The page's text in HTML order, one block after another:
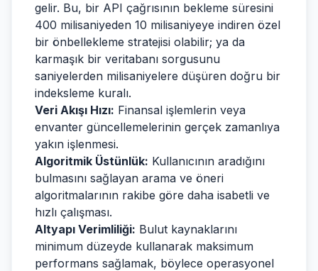
gelir. Bu, bir API çağrısının bekleme süresini
400 milisaniyeden 10 milisaniyeye indiren özel
bir önbellekleme stratejisi olabilir; ya da
karmaşık bir veritabanı sorgusunu
saniyelerden milisaniyelere düşüren doğru bir
indeksleme kuralı.
Veri Akışı Hızı: Finansal işlemlerin veya
envanter güncellemelerinin gerçek zamanlıya
yakın işlenmesi.
Algoritmik Üstünlük: Kullanıcının aradığını
bulmasını sağlayan arama ve öneri
algoritmalarının rakibe göre daha isabetli ve
hızlı çalışması.
Altyapı Verimliliği: Bulut kaynaklarını
minimum düzeyde kullanarak maksimum
performans sağlamak, böylece operasyonel